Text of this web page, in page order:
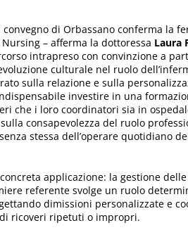
di Orbassano conferma la
– afferma la dottoressa Laura
intrapreso con convinzione a
culturale nel ruolo
sulla relazione e sulla
investire in una
che i loro coordinatori sia in
consapevolezza del ruolo
stessa dell’operare quotidiano
applicazione: la gestione
referente svolge un ruolo
dimissioni personalizzate e
ricoveri ripetuti o impropri.